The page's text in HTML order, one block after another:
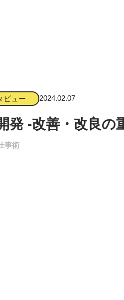
ビュー 2024.02.07
発 -改善・改良の
事術